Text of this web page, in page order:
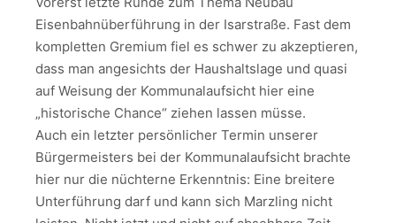
Eisenbahnüberführung in der Isarstraße. Fast dem
kompletten Gremium fiel es schwer zu akzeptieren,
dass man angesichts der Haushaltslage und quasi
auf Weisung der Kommunalaufsicht hier eine
„historische Chance“ ziehen lassen müsse.
Auch ein letzter persönlicher Termin unserer
Bürgermeisters bei der Kommunalaufsicht brachte
hier nur die nüchterne Erkenntnis: Eine breitere
Unterführung darf und kann sich Marzling nicht